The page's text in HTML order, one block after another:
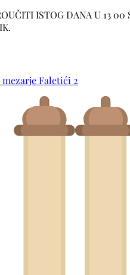
ISTOG DANA U 13 00
Faletići 2